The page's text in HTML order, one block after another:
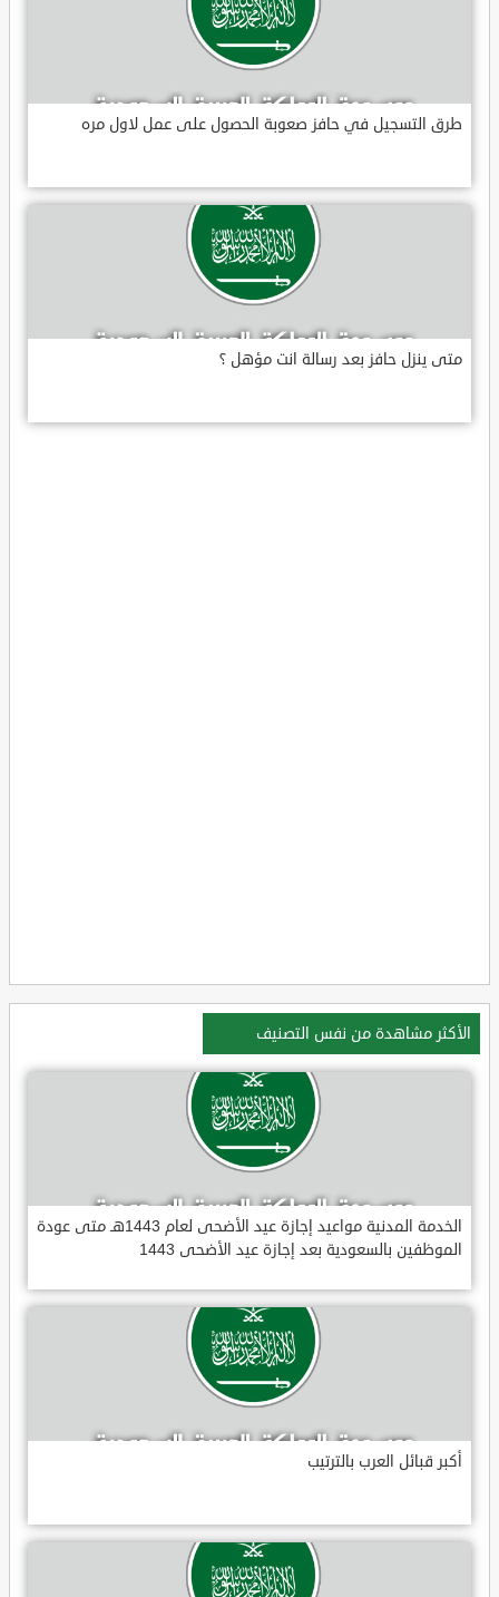
طرق التسجيل في حافز صعوبة الحصول على عمل لاول مره
متى ينزل حافز بعد رسالة انت مؤهل ؟
الأكثر مشاهدة من نفس التصنيف
الخدمة المدنية مواعيد إجازة عيد الأضحى لعام 1443هـ متى عودة
الموظفين بالسعودية بعد إجازة عيد الأضحى 1443
أكبر قبائل العرب بالترتيب